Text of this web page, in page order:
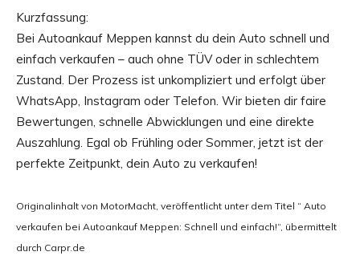
Kurzfassung:
Bei Autoankauf Meppen kannst du dein Auto schnell und
einfach verkaufen – auch ohne TÜV oder in schlechtem
Zustand. Der Prozess ist unkompliziert und erfolgt über
WhatsApp, Instagram oder Telefon. Wir bieten dir faire
Bewertungen, schnelle Abwicklungen und eine direkte
Auszahlung. Egal ob Frühling oder Sommer, jetzt ist der
perfekte Zeitpunkt, dein Auto zu verkaufen!
Originalinhalt von MotorMacht, veröffentlicht unter dem Titel “ Auto
verkaufen bei Autoankauf Meppen: Schnell und einfach!“, übermittelt
durch Carpr.de